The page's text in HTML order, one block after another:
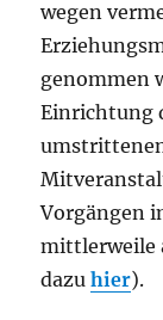
wegen
genommen
Einrichtung
Vorgängen
mittlerweile
dazuhier).